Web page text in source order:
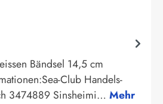
Bändsel 14,5 cm
Club Handels-
3474889 Sinsheimi… Mehr